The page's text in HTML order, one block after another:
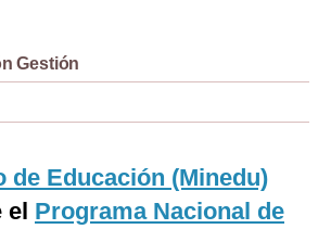
Gestión
de Educación (Minedu)
el Programa Nacional de